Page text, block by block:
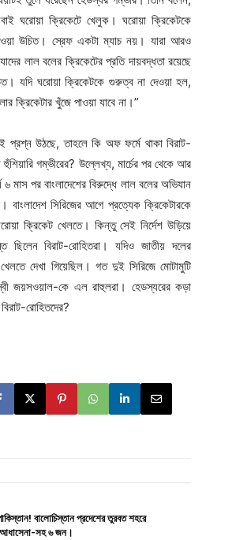
ঘরোয়া ক্রিকেটে খেলুক। ঘরোয়া ক্রিকেটকে
উচিত। স্রেফ একটা ম্যাচ নয়। যারা আরও
লাল বলের ক্রিকেটের প্রতি দায়বদ্ধতা রয়েছে
যদি ঘরোয়া ক্রিকেটকে গুরুত্ব না দেওয়া হল,
ক্রিকেটার খুঁজে পাওয়া যাবে না।”
প্রশ্ন উঠছে, তাহলে কি অফ ফর্মে থাকা বিরাট-
গম্ভীরের? উল্লেখ্য, মার্চের পর থেকে আর
৬ মাস পর বাংলাদেশের বিরুদ্ধে লাল বলের অভিযান
বাংলাদেশ সিরিজের আগে প্রত্যেক ক্রিকেটারকে
ক্রিকেট খেলতে। কিন্তু সেই নির্দেশ উড়িয়ে
ছিলেন বিরাট-রোহিতরা। যদিও জাতীয় দলের
দেখা গিয়েছিল। গত দুই সিরিজে মোটামুটি
জয়সওয়াল-কে এল রাহুলরা। হেডস্যরের কড়া
রোহিতদের?
বালোচিস্তান প্রদেশের তুরবত শহরে
আধাসেনা-সহ ৬ জন।